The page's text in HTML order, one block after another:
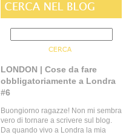
LONDON | Cose da fare
obbligatoriamente a Londra
#6
Buongiorno ragazze! Non mi sembra
vero di tornare a scrivere sul blog.
Da quando vivo a Londra la mia